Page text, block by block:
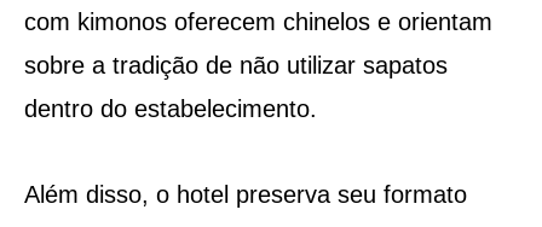
com kimonos oferecem chinelos e orientam
sobre a tradição de não utilizar sapatos
dentro do estabelecimento.
Além disso, o hotel preserva seu formato